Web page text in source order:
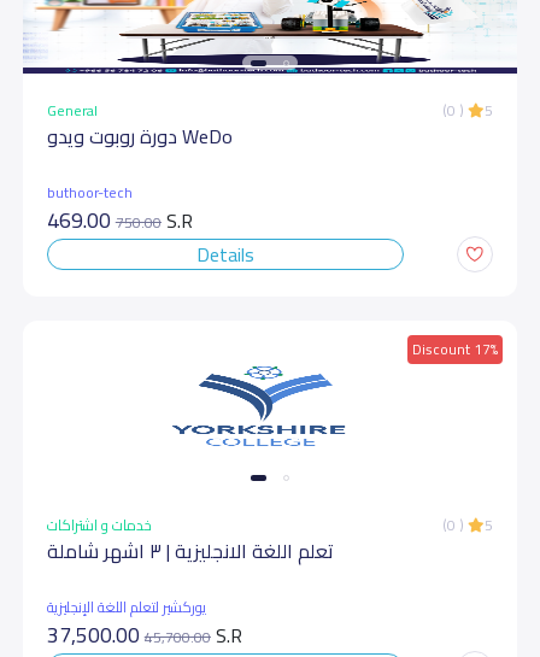
General (0 ) 5
دورة روبوت ويدو WeDo
buthoor-tech
469.00 750.00S.R
Details
Discount 17%
خدمات و اشتراكات (0 ) 5
تعلم اللغة الانجليزية | ٣ اشهر شاملة
يوركشير لتعلم اللغة الإنجليزية
37,500.00 45,700.00S.R